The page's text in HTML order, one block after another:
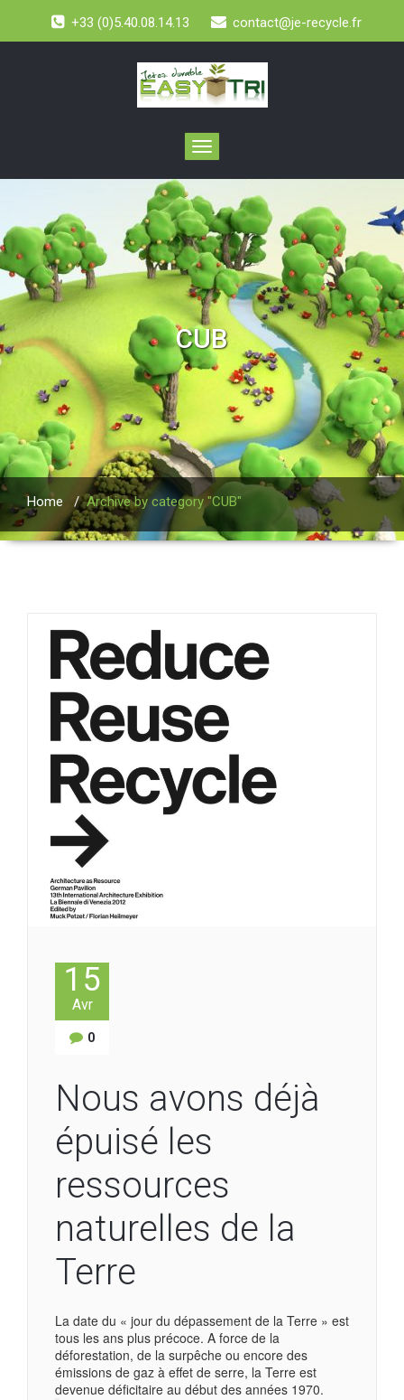
+33 (0)5.40.08.14.13 contact@je-recycle.fr
Toggle
navigation
CUB
Home /Archive by category "CUB"
15
Avr
0
Nous avons déjà
épuisé les
ressources
naturelles de la
Terre
La date du « jour du dépassement de la Terre » est
tous les ans plus précoce. A force de la
déforestation, de la surpêche ou encore des
émissions de gaz à effet de serre, la Terre est
devenue déficitaire au début des années 1970.